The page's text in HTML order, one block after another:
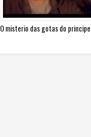
O misterio das gotas do